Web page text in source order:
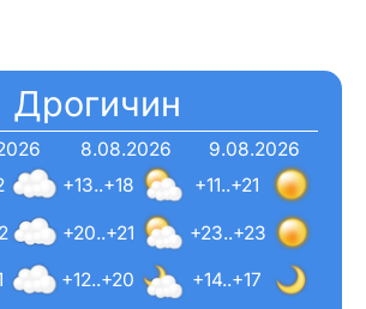
Дрогичин
8.08.2026
+13..+18
+20..+21
+12..+20
9.08.2026
+11..+21
+23..+23
+14..+17